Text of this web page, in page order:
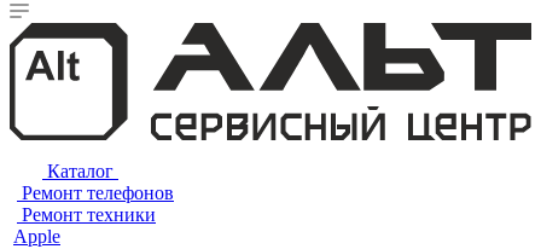
Каталог
Ремонт телефонов
Ремонт техники
Apple